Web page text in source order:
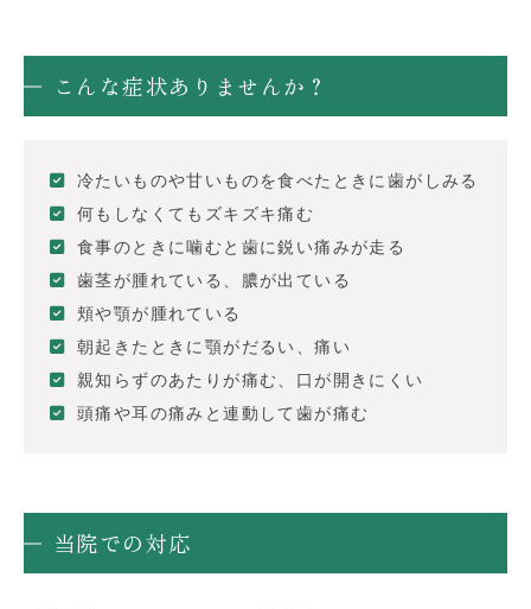
こんな症状ありませんか？
冷たいものや甘いものを食べたときに歯がしみる
何もしなくてもズキズキ痛む
食事のときに噛むと歯に鋭い痛みが走る
歯茎が腫れている、膿が出ている
頬や顎が腫れている
朝起きたときに顎がだるい、痛い
親知らずのあたりが痛む、口が開きにくい
頭痛や耳の痛みと連動して歯が痛む
当院での対応